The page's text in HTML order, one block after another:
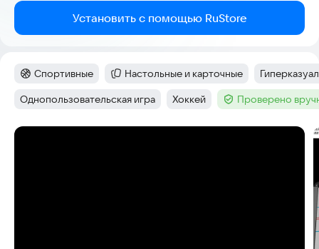
Установить с помощью RuStore
Категория:
Спортивные Категория:
Настольные и карточные Тег:
Тег:
Однопользовательская игра Тег:
Хоккей Тег :Проверено
Скриншоты